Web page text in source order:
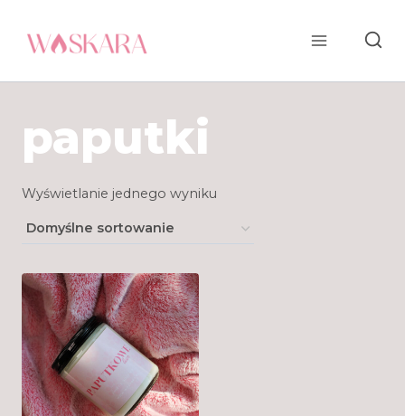
paputki
Wyświetlanie jednego wyniku